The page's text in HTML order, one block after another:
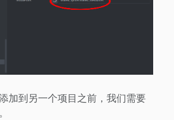
加到另一个项目之前，我们需要